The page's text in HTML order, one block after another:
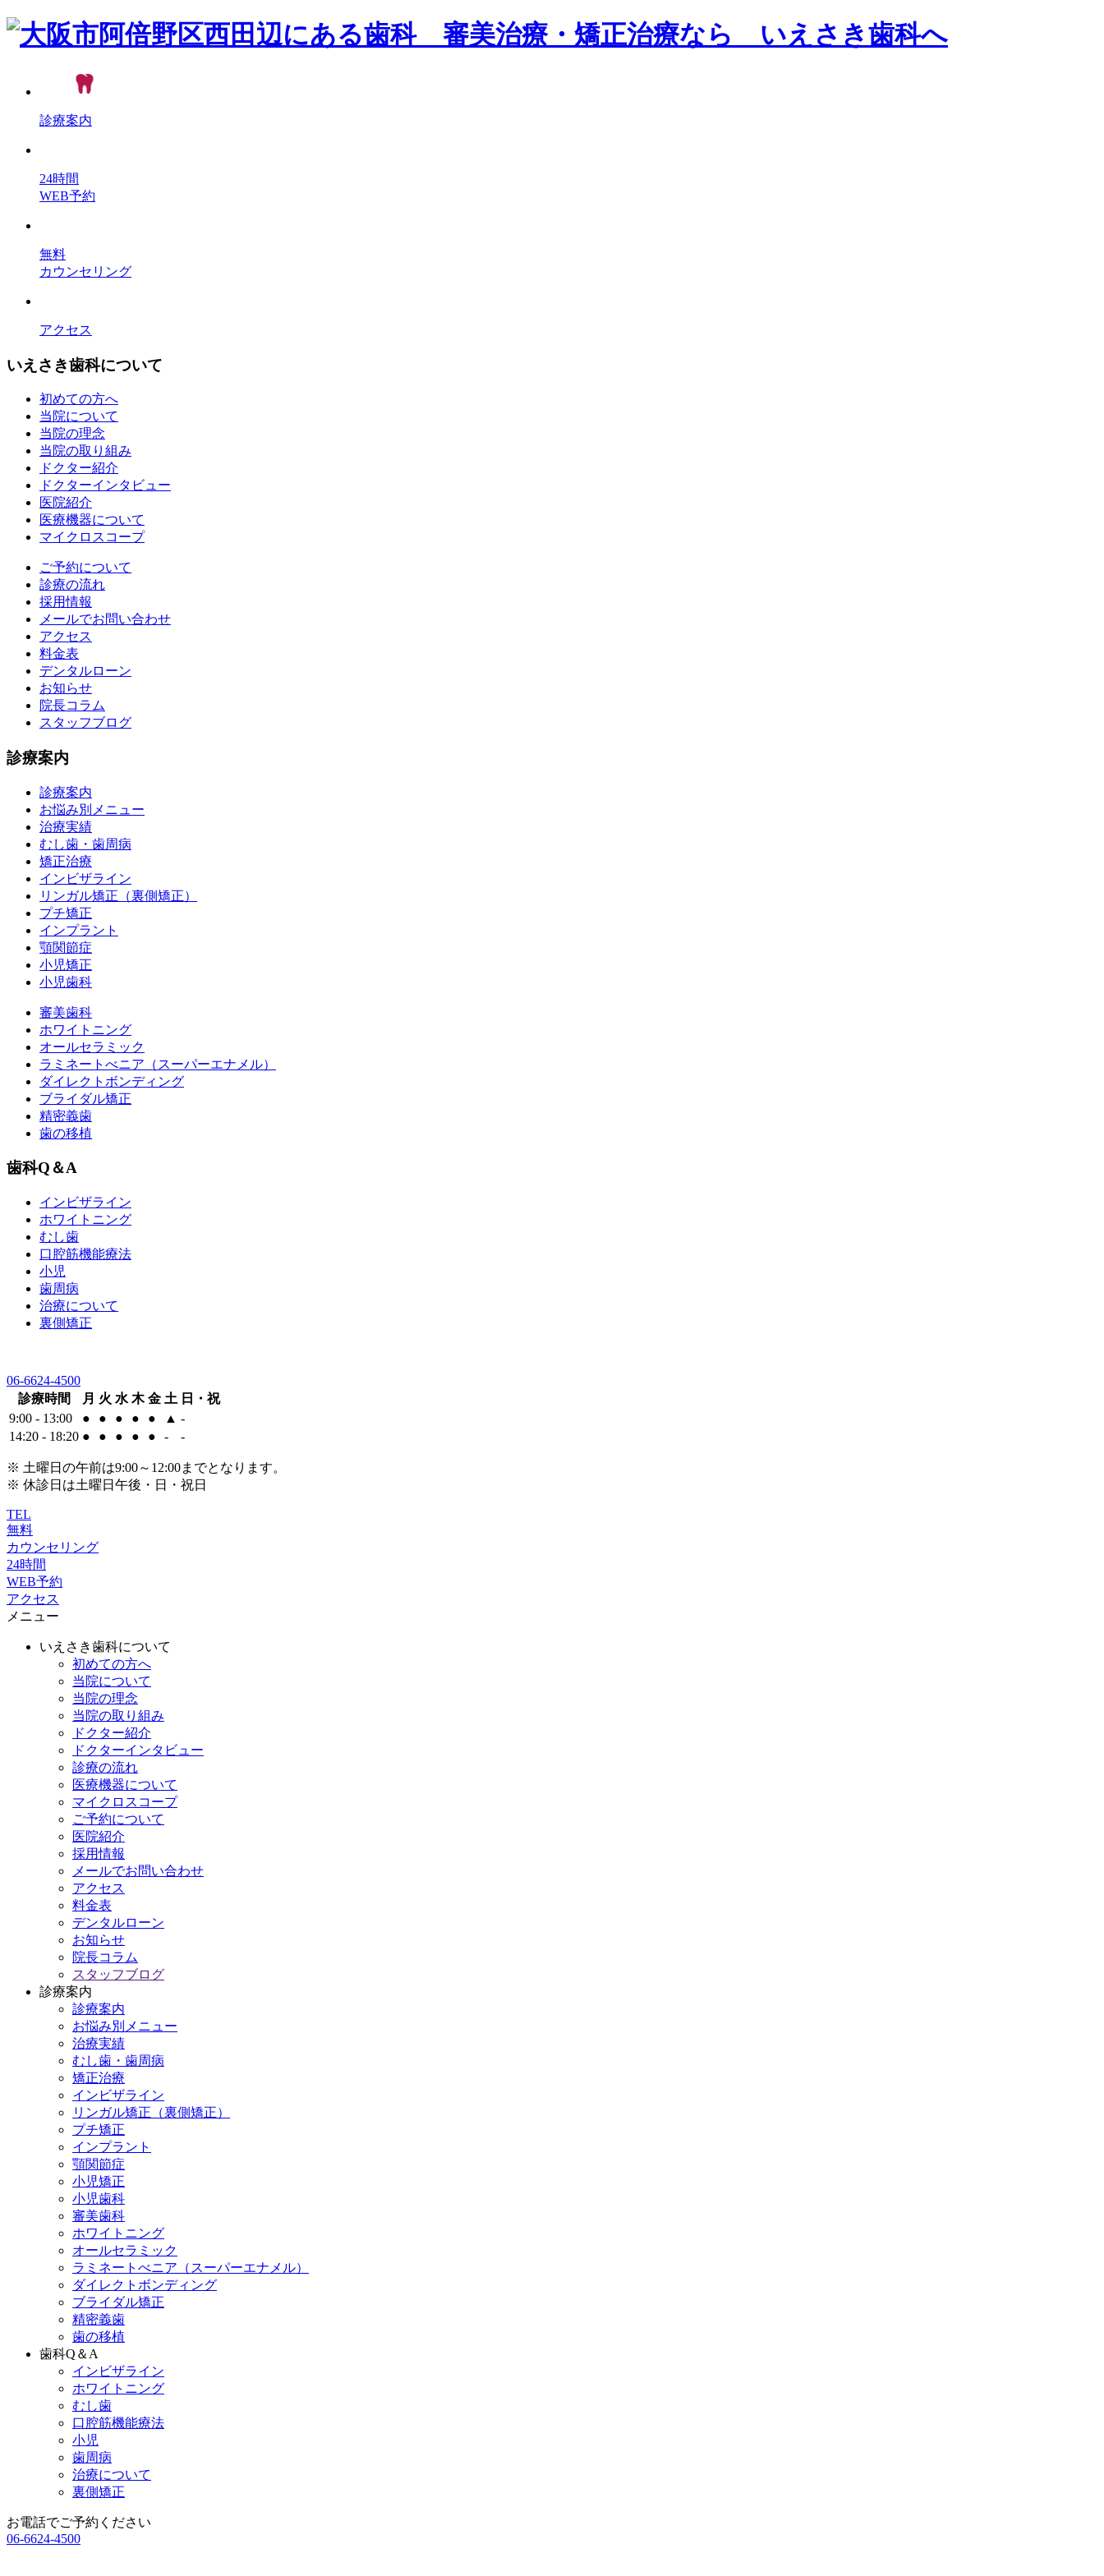
診療案内
24時間
WEB予約
無料
カウンセリング
アクセス
いえさき歯科について
初めての方へ
当院について
当院の理念
当院の取り組み
ドクター紹介
ドクターインタビュー
医院紹介
医療機器について
マイクロスコープ
ご予約について
診療の流れ
採用情報
メールでお問い合わせ
アクセス
料金表
デンタルローン
お知らせ
院長コラム
スタッフブログ
診療案内
診療案内
お悩み別メニュー
治療実績
むし歯・歯周病
矯正治療
インビザライン
リンガル矯正（裏側矯正）
プチ矯正
インプラント
顎関節症
小児矯正
小児歯科
審美歯科
ホワイトニング
オールセラミック
ラミネートべニア （スーパーエナメル）
ダイレクトボンディング
ブライダル矯正
精密義歯
歯の移植
歯科Q＆A
インビザライン
ホワイトニング
むし歯
口腔筋機能療法
小児
歯周病
治療について
裏側矯正
06-6624-4500
診療時間
月 火 水 木 金 土 日・祝
9:00 - 13:00
● ● ● ● ● ▲ -
14:20 - 18:20 ● ● ● ● ● - -
※ 土曜日の午前は9:00～12:00までとなります。
※ 休診日は土曜日午後・日・祝日
TEL
無料
カウンセリング
24時間
WEB予約
アクセス
メニュー
いえさき歯科について
初めての方へ
当院について
当院の理念
当院の取り組み
ドクター紹介
ドクターインタビュー
診療の流れ
医療機器について
マイクロスコープ
ご予約について
医院紹介
採用情報
メールでお問い合わせ
アクセス
料金表
デンタルローン
お知らせ
院長コラム
スタッフブログ
診療案内
診療案内
お悩み別メニュー
治療実績
むし歯・歯周病
矯正治療
インビザライン
リンガル矯正（裏側矯正）
プチ矯正
インプラント
顎関節症
小児矯正
小児歯科
審美歯科
ホワイトニング
オールセラミック
ラミネートべニア （スーパーエナメル）
ダイレクトボンディング
ブライダル矯正
精密義歯
歯の移植
歯科Q＆A
インビザライン
ホワイトニング
むし歯
口腔筋機能療法
小児
歯周病
治療について
裏側矯正
お電話でご予約ください
06-6624-4500